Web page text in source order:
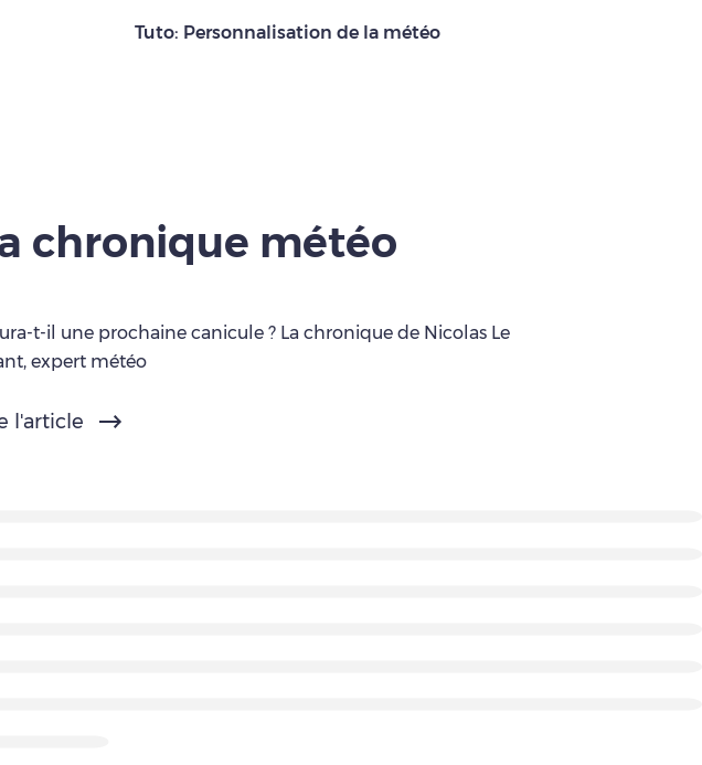
Tuto: Personnalisation de la météo
chronique météo
t-il une prochaine canicule ? La chronique de Nicolas Le
expert météo
l'article